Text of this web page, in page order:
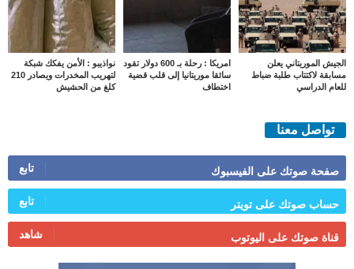
الجيش الموريتاني يعلن
مسابقة لاكتتاب طلبة ضباط
للعام الدراسي
امريكا : رحلة بـ 600 دولار تقود
سائقا موريتانيا إلى قلب قضية
اختطاف
نواذيبو : الأمن يفكك شبكة
لتهريب المخدرات ويصادر 210
كلغ من الحشيش
تواصل معنا
صفحة صوتك على الفيسبوك تابع
حساب صوتك على تويتر تابع
قناة صوتك على اليوتوب شاهد